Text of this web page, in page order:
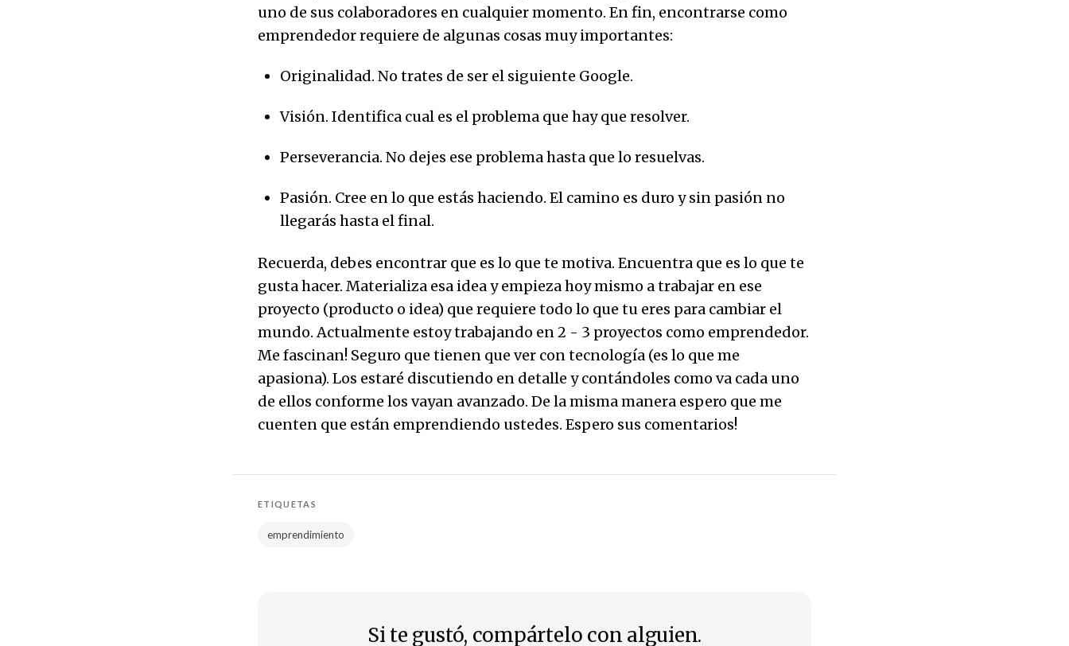
uno de sus colaboradores en cualquier momento. En fin, encontrarse como
emprendedor requiere de algunas cosas muy importantes:
Originalidad. No trates de ser el siguiente Google.
Visión. Identifica cual es el problema que hay que resolver.
Perseverancia. No dejes ese problema hasta que lo resuelvas.
Pasión. Cree en lo que estás haciendo. El camino es duro y sin pasión no
llegarás hasta el final.
Recuerda, debes encontrar que es lo que te motiva. Encuentra que es lo que te
gusta hacer. Materializa esa idea y empieza hoy mismo a trabajar en ese
proyecto (producto o idea) que requiere todo lo que tu eres para cambiar el
mundo. Actualmente estoy trabajando en 2 - 3 proyectos como emprendedor.
Me fascinan! Seguro que tienen que ver con tecnología (es lo que me
apasiona). Los estaré discutiendo en detalle y contándoles como va cada uno
de ellos conforme los vayan avanzado. De la misma manera espero que me
cuenten que están emprendiendo ustedes. Espero sus comentarios!
ETIQUETAS
emprendimiento
Si te gustó, compártelo con alguien.